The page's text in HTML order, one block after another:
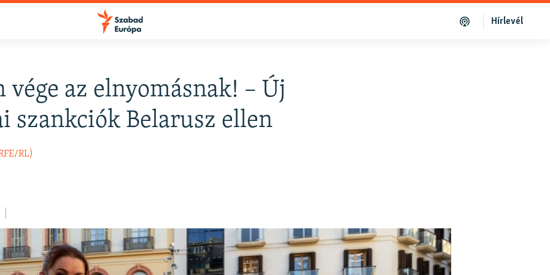
Hírlevél
vége az elnyomásnak! – Új
szankciók Belarusz ellen
RL)
FELIRATKOZÁS